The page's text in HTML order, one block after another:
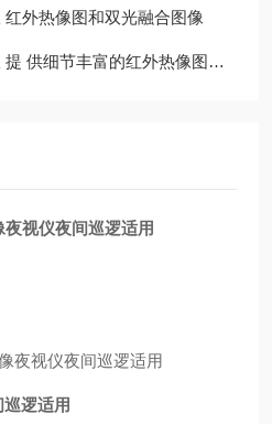
外热像图和双光融合图像
节丰富的红外热像图和双光融合图像
夜视仪夜间巡逻适用
逻适用